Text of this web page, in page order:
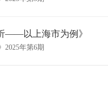
——以上海市为例》
2025年第6期